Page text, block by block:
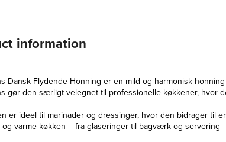
information
Dansk Flydende Honning er en mild og harmonisk
gør den særligt velegnet til professionelle køkkener, hvor
er ideel til marinader og dressinger, hvor den bidrager til
varme køkken – fra glaseringer til bagværk og servering